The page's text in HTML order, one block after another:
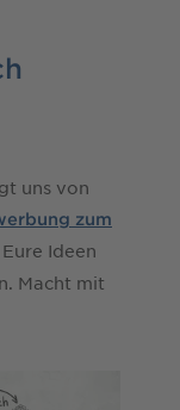
uns von
zum
Ideen
Macht mit